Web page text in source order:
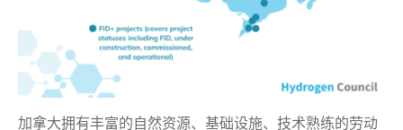
加拿大拥有丰富的自然资源、基础设施、技术熟练的劳动